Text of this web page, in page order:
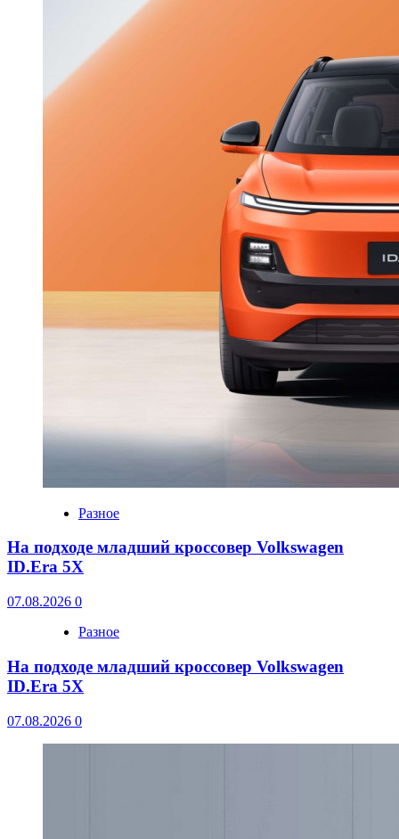
Разное
На подходе младший кроссовер Volkswagen
ID.Era 5X
07.08.2026 0
Разное
На подходе младший кроссовер Volkswagen
ID.Era 5X
07.08.2026 0